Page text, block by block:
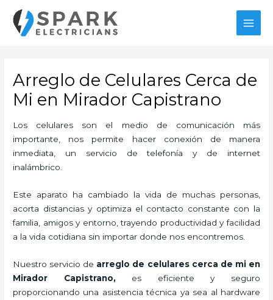
contenido
Arreglo de Celulares Cerca de
Mi en Mirador Capistrano
Los celulares son el medio de comunicación más
importante, nos permite hacer conexión de manera
inmediata, un servicio de telefonía y de internet
inalámbrico.
Este aparato ha cambiado la vida de muchas personas,
acorta distancias y optimiza el contacto constante con la
familia, amigos y entorno, trayendo productividad y facilidad
a la vida cotidiana sin importar donde nos encontremos.
Nuestro servicio de arreglo de celulares cerca de mi en
Mirador Capistrano,es eficiente y seguro
proporcionando una asistencia técnica ya sea al hardware